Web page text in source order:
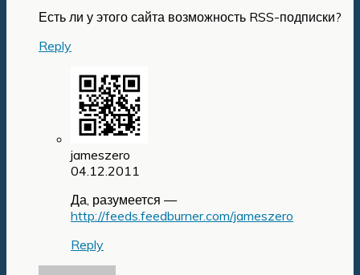
Есть ли у этого сайта возможность RSS-подписки?
Reply
jameszero
04.12.2011
Да, разумеется —
http://feeds.feedburner.com/jameszero
Reply